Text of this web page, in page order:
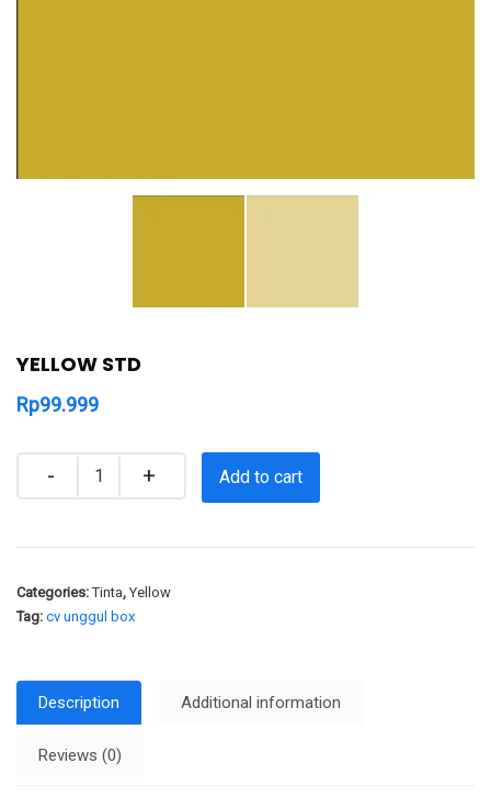
YELLOW STD
Rp99.999
Quantity Add to cart
Categories:Tinta, Yellow
Tag: cv unggul box
Description Additional information
Reviews (0)